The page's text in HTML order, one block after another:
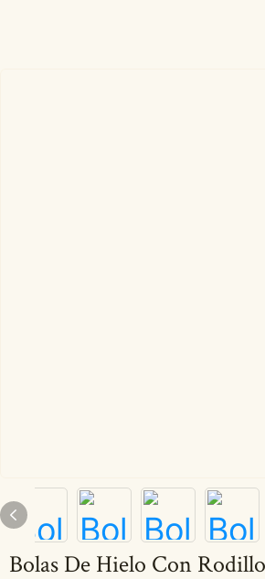
Bolas De Hielo Con